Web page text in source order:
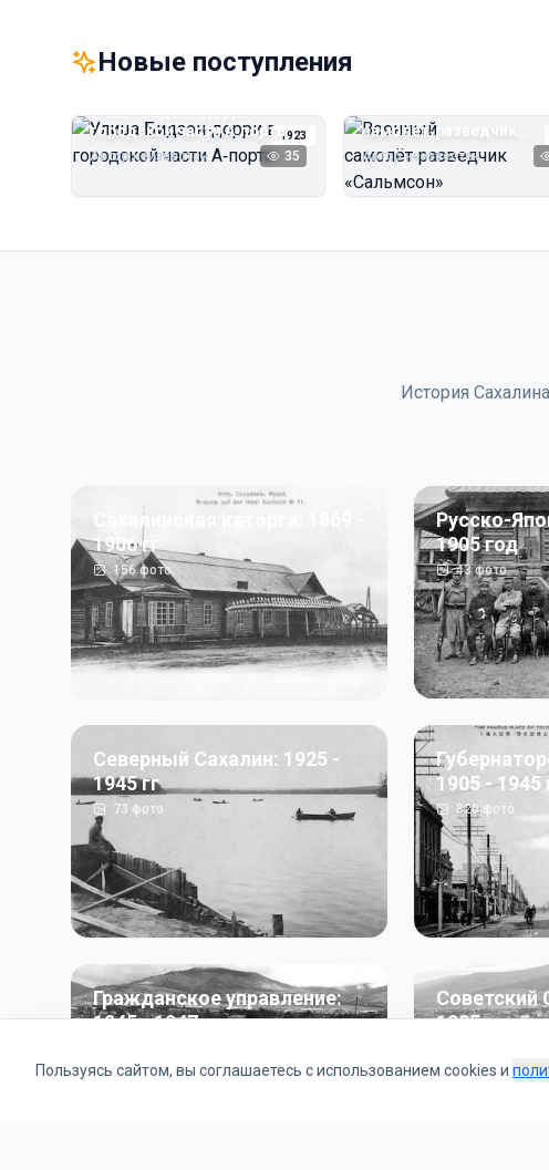
Новые поступления
1923
Улица Бидзэн‑дорри в
городской части А‑порта
Автор неизвестен 35
Военный
самолёт‑разведчик
«Сальмсон»
Автор неизвестен
История
Сахалинская каторга: 1869 -
1906 гг
156фото
Русско-
1905 год
43фото
Северный Сахалин: 1925 -
1945 гг
73 фото
1905 - 1945
820фото
Гражданское управление:
1945 - 1947 гг
Советский
1985 гг
Пользуясь сайтом, вы соглашаетесь с использованием cookies и